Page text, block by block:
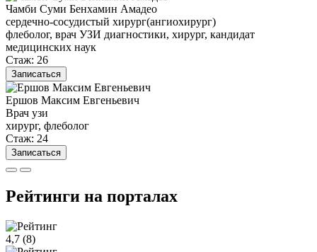
Чамби Суми Бенхамин Амадео
сердечно-сосудистый хирург(ангиохирург)
флеболог, врач УЗИ диагностики, хирург, кандидат
медицинских наук
Стаж: 26
Записаться
Ершов Максим Евгеньевич
Врач узи
хирург, флеболог
Стаж: 24
Записаться
Рейтинги на порталах
4,7 (8)